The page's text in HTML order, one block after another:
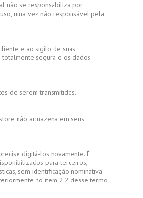
não se responsabiliza por
uma vez não responsável pela
e ao sigilo de suas
segura e os dados
de serem transmitidos.
não armazena em seus
digitá-los novamente. É
para terceiros,
sem identificação nominativa
no item 2.2 desse termo